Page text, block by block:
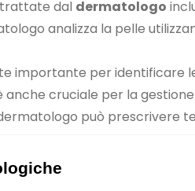
trattate dal dermatologo
analizza la pelle
importante per identificare
cruciale per la
può prescrivere